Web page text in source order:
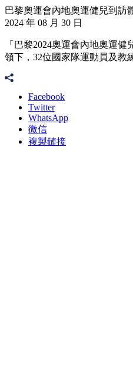
巴黎奧運會內地奧運健兒到訪
2024 年 08 月 30 日
「巴黎2024奧運會內地奧運
領下，32位國家隊運動員及教
Facebook
Twitter
WhatsApp
微信
複製鏈接